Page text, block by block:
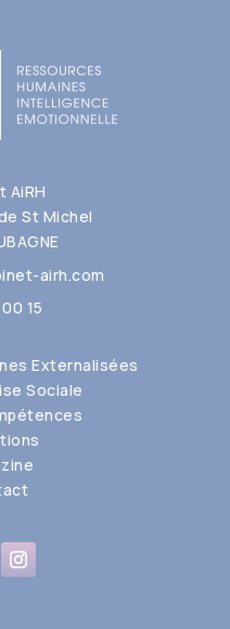
AiRH
St Michel
airh.com
15
Externalisées
Sociale